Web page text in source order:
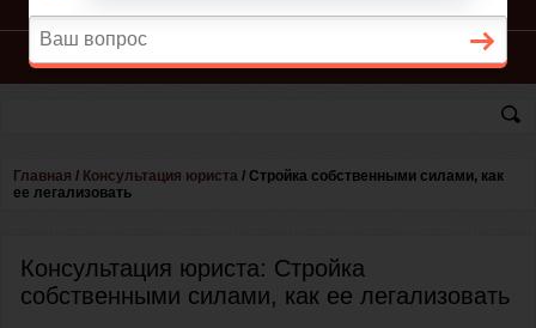
КОНСУЛЬТАЦИЯ ЮРИСТА
Главная / Консультация юриста / Стройка собственными силами, как
ее легализовать
Консультация юриста: Стройка
собственными силами, как ее легализовать